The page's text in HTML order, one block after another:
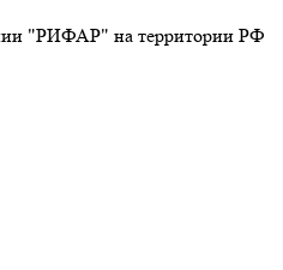
"РИФАР" на территории РФ